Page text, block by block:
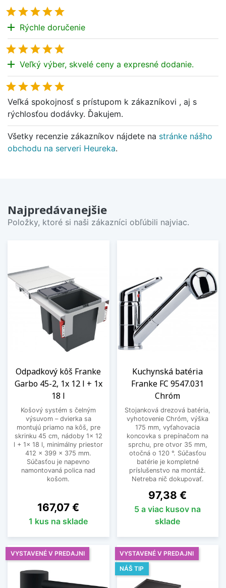

add Rýchle doručenie

add Veľký výber, skvelé ceny a expresné dodanie.

Veľká spokojnosť s prístupom k zákazníkovi , aj s
rýchlosťou dodávky. Ďakujem.
Všetky recenzie zákazníkov nájdete na stránke nášho
obchodu na serveri Heureka.
Najpredávanejšie
Položky, ktoré si naši zákazníci obľúbili najviac.
Odpadkový kôš Franke
Garbo 45-2, 1x 12 l + 1x
18 l
Košový systém s čelným
výsuvom – dvierka sa
montujú priamo na kôš, pre
skrinku 45 cm, nádoby 1x 12
l + 1x 18 l, minimálny priestor
412 x 399 x 375 mm.
Súčasťou je napevno
namontovaná polica nad
košom.
Cena
167,07 €
1 kus na sklade
Kuchynská batéria
Franke FC 9547.031
Chróm
Stojanková drezová batéria,
vyhotovenie Chróm, výška
175 mm, vyťahovacia
koncovka s prepínačom na
sprchu, pre otvor 35 mm,
otočná o 120 °. Súčasťou
batérie je kompletné
príslušenstvo na montáž.
Netreba nič dokupovať.
Cena
97,38 €
5 a viac kusov na
sklade
VYSTAVENÉ V PREDAJNI
VYSTAVENÉ V PREDAJNI
NÁŠ TIP